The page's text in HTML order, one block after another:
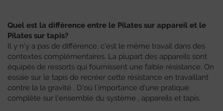
Quel est la différence entre le Pilates sur appareil et le
Pilates sur tapis?
Il y n’y a pas de différence, c’est le même travail dans des
contextes complémentaires. La plupart des appareils sont
équipés de ressorts qui fournissent une faible résistance. On
essaie sur le tapis de recréer cette résistance en travaillant
contre la la gravité . D’où l’importance d’une pratique
complète sur l’ensemble du système , appareils et tapis.